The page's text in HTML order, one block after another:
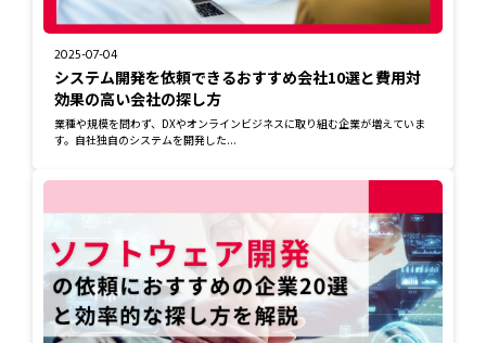
2025-07-04
システム開発を依頼できるおすすめ会社10選と費用対
効果の高い会社の探し方
業種や規模を問わず、DXやオンラインビジネスに取り組む企業が増えていま
す。自社独自のシステムを開発した...